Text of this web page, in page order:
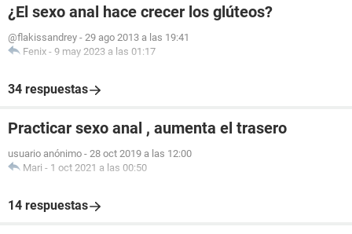
¿El sexo anal hace crecer los glúteos?
@flakissandrey - 29 ago 2013 a las 19:41
Fenix - 9 may 2023 a las 01:17
34 respuestas
Practicar sexo anal , aumenta el trasero
usuario anónimo - 28 oct 2019 a las 12:00
Mari - 1 oct 2021 a las 00:50
14 respuestas